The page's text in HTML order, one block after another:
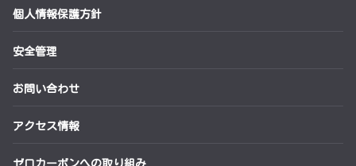
個人情報保護方針
安全管理
お問い合わせ
アクセス情報